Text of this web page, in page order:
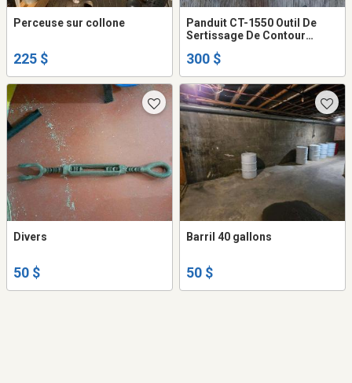
Perceuse sur collone
225 $
Panduit CT-1550 Outil De
Sertissage De Contour
300 $
Divers
50 $
Barril 40 gallons
50 $